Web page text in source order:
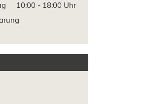
10:00 - 18:00 Uhr